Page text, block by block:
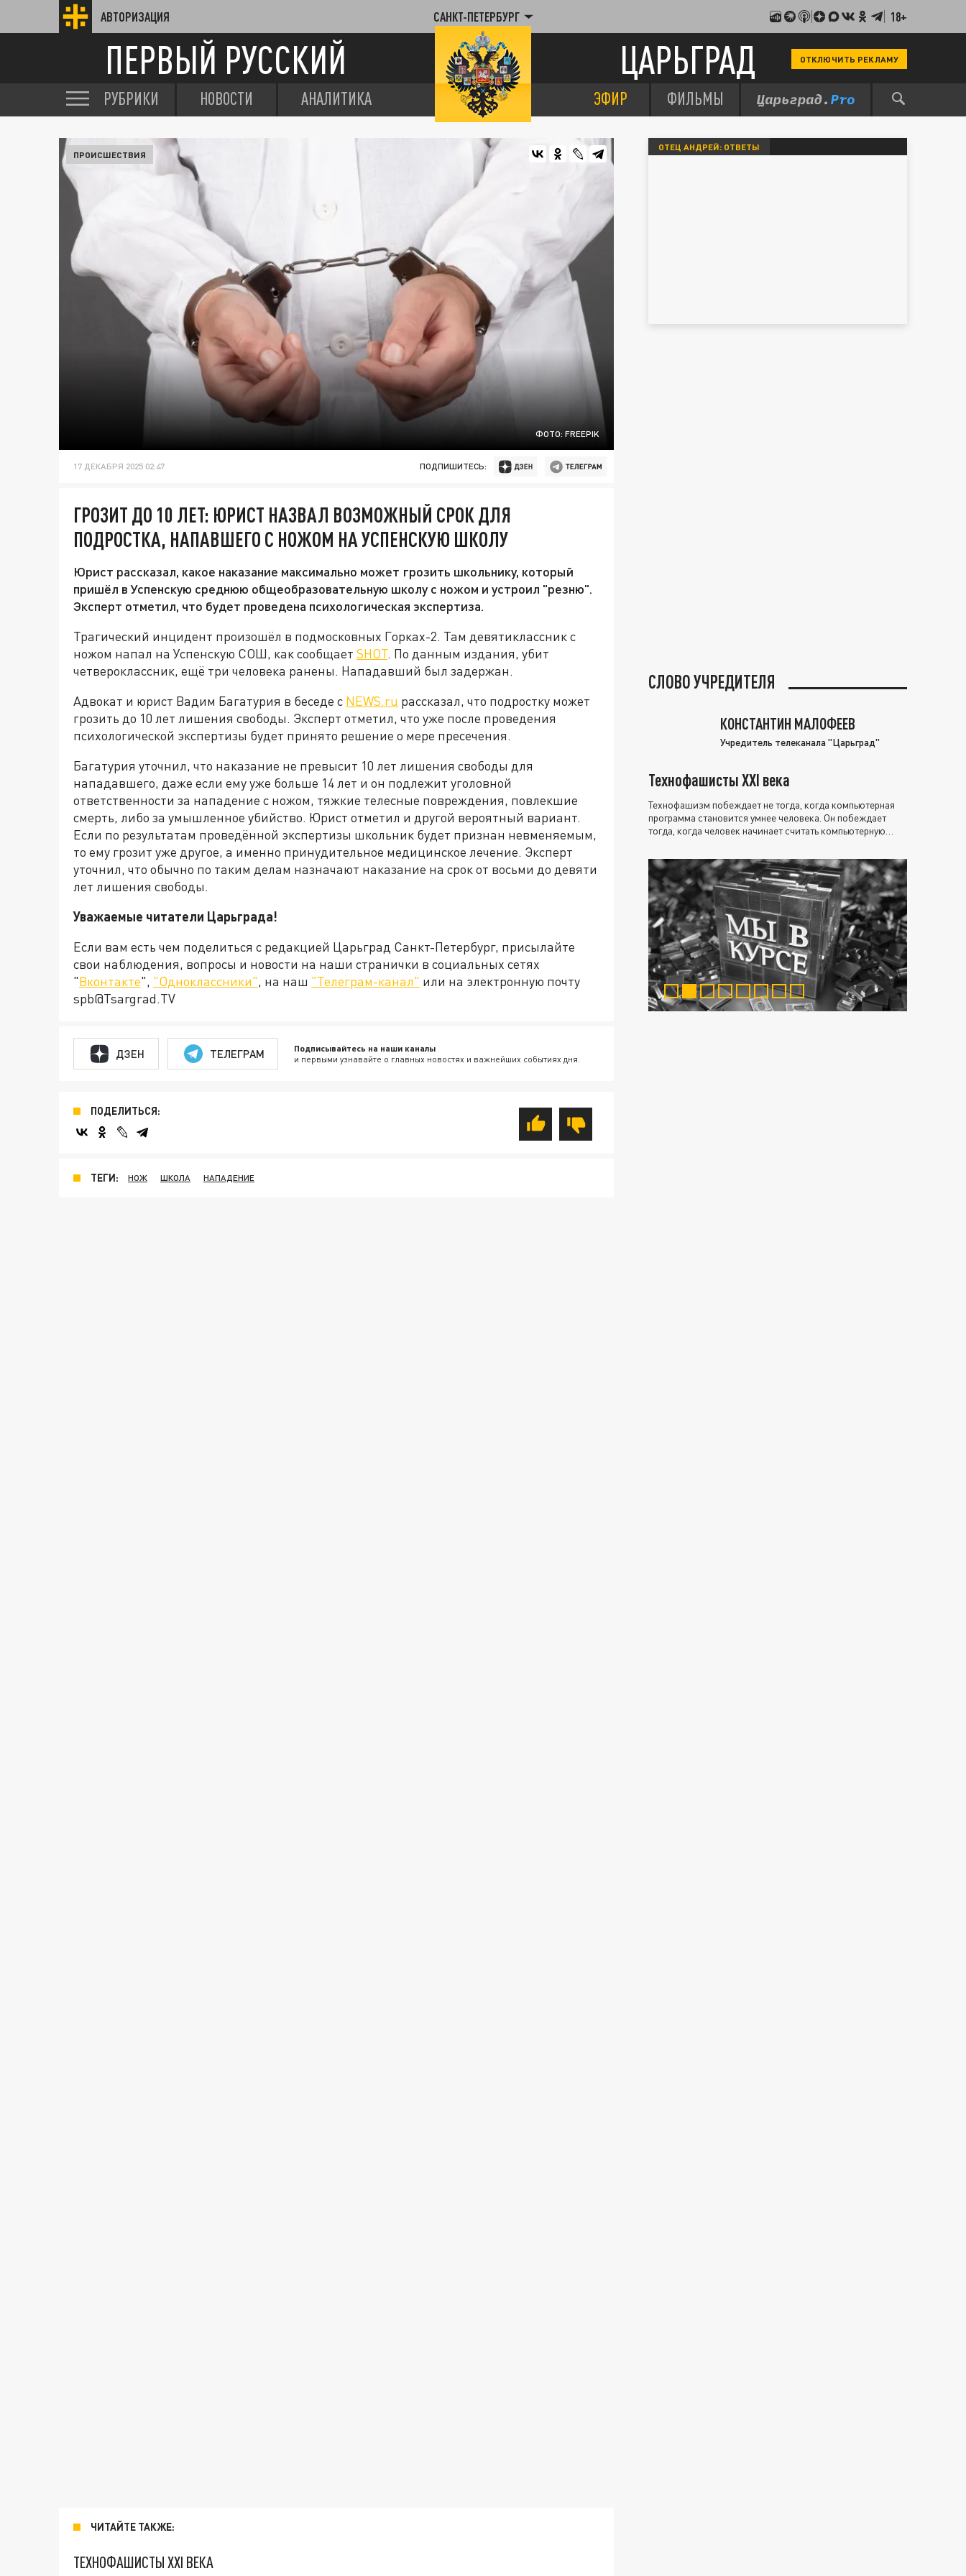
АВТОРИЗАЦИЯ САНКТ-ПЕТЕРБУРГ 18+
ПЕРВЫЙ РУССКИЙ ЦАРЬГРАД ОТКЛЮЧИТЬ РЕКЛАМУ
РУБРИКИ НОВОСТИ АНАЛИТИКА ЭФИР ФИЛЬМЫ
ФОТО: FREEPIK
ПРОИСШЕСТВИЯ
17 ДЕКАБРЯ 2025 02:47 ПОДПИШИТЕСЬ:
ГРОЗИТ ДО 10 ЛЕТ: ЮРИСТ НАЗВАЛ ВОЗМОЖНЫЙ СРОК ДЛЯ
ПОДРОСТКА, НАПАВШЕГО С НОЖОМ НА УСПЕНСКУЮ ШКОЛУ
Юрист рассказал, какое наказание максимально может грозить школьнику, который
пришёл в Успенскую среднюю общеобразовательную школу с ножом и устроил "резню".
Эксперт отметил, что будет проведена психологическая экспертиза.
Трагический инцидент произошёл в подмосковных Горках-2. Там девятиклассник с
ножом напал на Успенскую СОШ, как сообщает SHOT. По данным издания, убит
четвероклассник, ещё три человека ранены. Нападавший был задержан.
Адвокат и юрист Вадим Багатурия в беседе с NEWS.ru рассказал, что подростку может
грозить до 10 лет лишения свободы. Эксперт отметил, что уже после проведения
психологической экспертизы будет принято решение о мере пресечения.
Багатурия уточнил, что наказание не превысит 10 лет лишения свободы для
нападавшего, даже если ему уже больше 14 лет и он подлежит уголовной
ответственности за нападение с ножом, тяжкие телесные повреждения, повлекшие
смерть, либо за умышленное убийство. Юрист отметил и другой вероятный вариант.
Если по результатам проведённой экспертизы школьник будет признан невменяемым,
то ему грозит уже другое, а именно принудительное медицинское лечение. Эксперт
уточнил, что обычно по таким делам назначают наказание на срок от восьми до девяти
лет лишения свободы.
Уважаемые читатели Царьграда!
Если вам есть чем поделиться с редакцией Царьград Санкт-Петербург, присылайте
свои наблюдения, вопросы и новости на наши странички в социальных сетях
"Вконтакте", "Одноклассники", на наш "Телеграм-канал" или на электронную почту
spb@Tsargrad.TV
ДЗЕН ТЕЛЕГРАМ Подписывайтесь на наши каналы
и первыми узнавайте о главных новостях и важнейших событиях дня.
ПОДЕЛИТЬСЯ:
ТЕГИ: НОЖ ШКОЛА НАПАДЕНИЕ
ЧИТАЙТЕ ТАКЖЕ:
ТЕХНОФАШИСТЫ XXI ВЕКА
ОТЕЦ АНДРЕЙ: ОТВЕТЫ
СЛОВО УЧРЕДИТЕЛЯ
КОНСТАНТИН МАЛОФЕЕВ
Учредитель телеканала "Царьград"
Технофашисты XXI века
Технофашизм побеждает не тогда, когда компьютерная
программа становится умнее человека. Он побеждает
тогда, когда человек начинает считать компьютерную